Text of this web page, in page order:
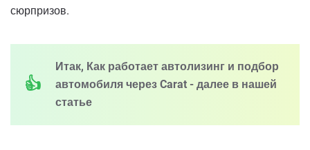
сюрпризов.
Итак, Как работает автолизинг и подбор
автомобиля через Carat - далее в нашей
статье